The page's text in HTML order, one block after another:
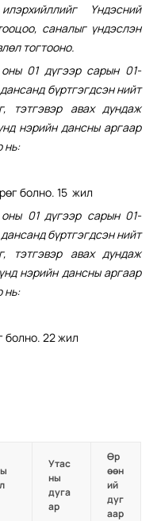
Үндэсний
саналыг үндэслэн
тогтооно.
оны 01 дүгээр сарын 01-
бүртгэгдсэн нийт
тэтгэвэр авах дундаж
нэрийн дансны аргаар
нь:
болно. 15 жил
оны 01 дүгээр сарын 01-
бүртгэгдсэн нийт
тэтгэвэр авах дундаж
нэрийн дансны аргаар
нь:
болно. 22 жил
Утас
ны
дуга
ар
Өр
өөн
ий
дуг
аар